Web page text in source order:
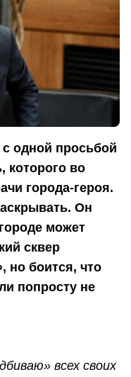
одной просьбой
которого во
города-героя.
Он
может
сквер
но боится, что
попросту не
всех своих